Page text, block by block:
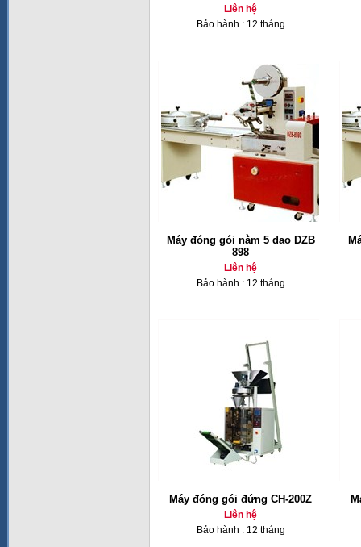
Liên hệ
Bảo hành : 12 tháng
Máy đóng gói nằm 5 dao DZB
898
Liên hệ
Bảo hành : 12 tháng
Máy đóng gói đứng CH-200Z
Liên hệ
Bảo hành : 12 tháng